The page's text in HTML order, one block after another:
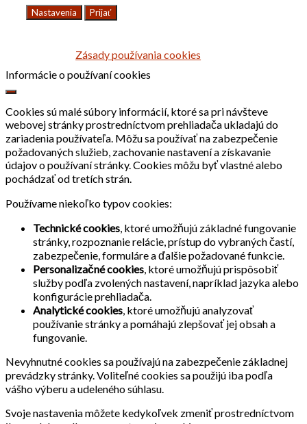
Nastavenia Prijať
Zásady používania cookies
Informácie o používaní cookies
Cookies sú malé súbory informácií, ktoré sa pri návšteve
webovej stránky prostredníctvom prehliadača ukladajú do
zariadenia používateľa. Môžu sa používať na zabezpečenie
požadovaných služieb, zachovanie nastavení a získavanie
údajov o používaní stránky. Cookies môžu byť vlastné alebo
pochádzať od tretích strán.
Používame niekoľko typov cookies:
Technické cookies, ktoré umožňujú základné fungovanie
stránky, rozpoznanie relácie, prístup do vybraných častí,
zabezpečenie, formuláre a ďalšie požadované funkcie.
Personalizačné cookies, ktoré umožňujú prispôsobiť
služby podľa zvolených nastavení, napríklad jazyka alebo
konfigurácie prehliadača.
Analytické cookies, ktoré umožňujú analyzovať
používanie stránky a pomáhajú zlepšovať jej obsah a
fungovanie.
Nevyhnutné cookies sa používajú na zabezpečenie základnej
prevádzky stránky. Voliteľné cookies sa použijú iba podľa
vášho výberu a udeleného súhlasu.
Svoje nastavenia môžete kedykoľvek zmeniť prostredníctvom